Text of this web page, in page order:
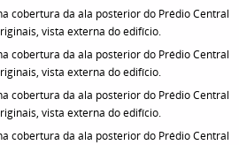
cobertura da ala posterior do Prédio Central
vista externa do edifício.
cobertura da ala posterior do Prédio Central
vista externa do edifício.
cobertura da ala posterior do Prédio Central
vista externa do edifício.
cobertura da ala posterior do Prédio Central